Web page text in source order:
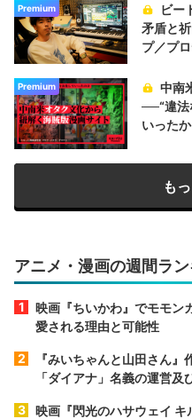
Premium
ビー
矛盾と
プ／プ
Premium
中南
──“違法
いったか
も
アニメ・漫画の週間ラ
映画『ちいかわ』でモモン
愛される理由と可能性
『みいちゃんと山田さん
「ダイアナ」名義の運営及
映画『閃光のハサウェイ